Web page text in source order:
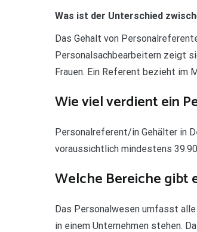
Was ist der Unterschied
Das Gehalt von
Personalsachbearbeitern zeigt
Frauen. Ein Referent bezieht im
Wie viel verdient ein
Personalreferent/in Gehälter in
voraussichtlich mindestens
Welche Bereiche gibt
Das Personalwesen umfasst
in einem Unternehmen stehen.